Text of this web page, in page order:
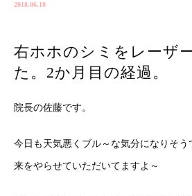
2018.06.18
右ホホのシミをレーザ
た。2か月目の経過。
院長の佐藤です。
今日も天気悪くブル～な気分になりそ
来をやらせていただいてますよ～